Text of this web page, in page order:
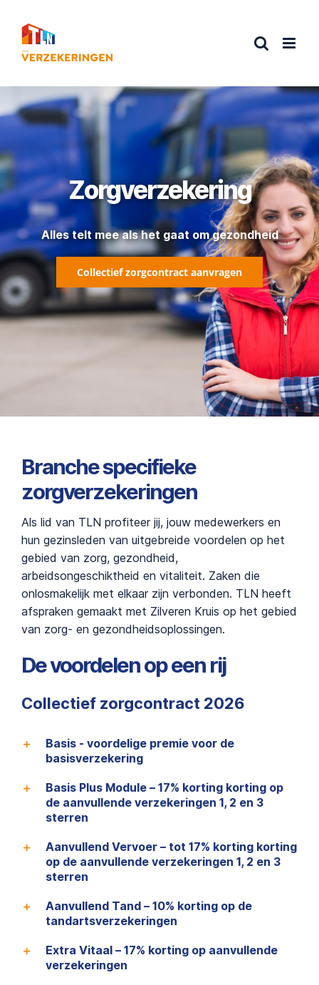
naar
inhoud
Zorgverzekering
Alles telt mee als het gaat om gezondheid
Collectief zorgcontract aanvragen
Branche specifieke
zorgverzekeringen
Als lid van TLN profiteer jij, jouw medewerkers en
hun gezinsleden van uitgebreide voordelen op het
gebied van zorg, gezondheid,
arbeidsongeschiktheid en vitaliteit. Zaken die
onlosmakelijk met elkaar zijn verbonden. TLN heeft
afspraken gemaakt met Zilveren Kruis op het gebied
van zorg- en gezondheidsoplossingen.
De voordelen op een rij
Collectief zorgcontract 2026
Basis - voordelige premie voor de
basisverzekering
Basis Plus Module – 17% korting korting op
de aanvullende verzekeringen 1, 2 en 3
sterren
Aanvullend Vervoer – tot 17% korting korting
op de aanvullende verzekeringen 1, 2 en 3
sterren
Aanvullend Tand – 10% korting op de
tandartsverzekeringen
Extra Vitaal – 17% korting op aanvullende
verzekeringen